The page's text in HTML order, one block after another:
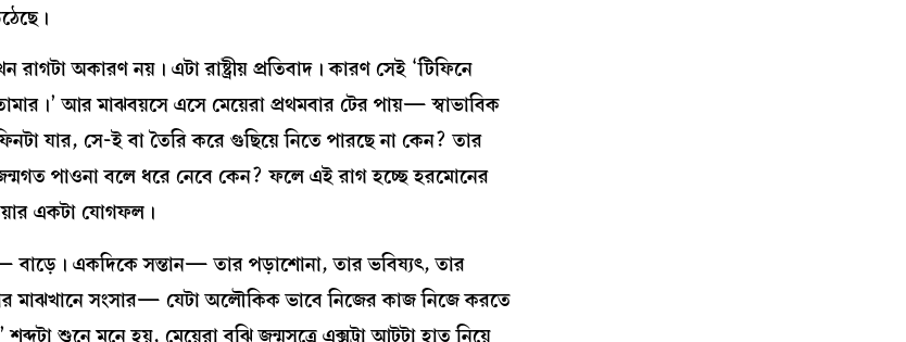
অকারণ নয়। এটা রাষ্ট্রীয় প্রতিবাদ। কারণ সেই ‘টিফিনে
আর মাঝবয়সে এসে মেয়েরা প্রথমবার টের পায়— স্বাভাবিক
যার, সে-ই বা তৈরি করে গুছিয়ে নিতে পারছে না কেন? তার
পাওনা বলে ধরে নেবে কেন? ফলে এই রাগ হচ্ছে হরমোনের
একটা যোগফল।
বাড়ে। একদিকে সন্তান— তার পড়াশোনা, তার ভবিষ্যৎ, তার
মাঝখানে সংসার— যেটা অলৌকিক ভাবে নিজের কাজ নিজে করতে